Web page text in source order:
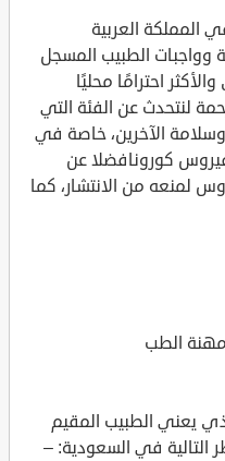
المملكة العربية
أهمية وواجبات الطبيب المسجل
احترامًا محليًا
لنتحدث عن الفئة التي
الآخرين، خاصة في
فيروس كورونافضلا عن
لمنعه من الانتشار، كما
الطب
يعني الطبيب المقيم
في السعودية: –